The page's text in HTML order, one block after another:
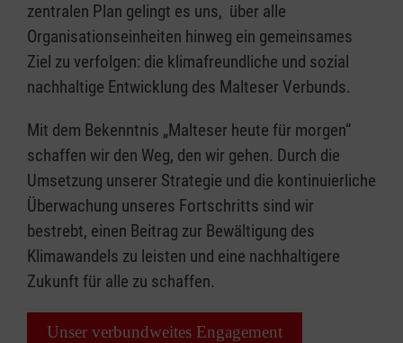
zentralen Plan gelingt es uns, über alle
Organisationseinheiten hinweg ein gemeinsames
Ziel zu verfolgen: die klimafreundliche und sozial
nachhaltige Entwicklung des Malteser Verbunds.
Mit dem Bekenntnis „Malteser heute für morgen“
schaffen wir den Weg, den wir gehen. Durch die
Umsetzung unserer Strategie und die kontinuierliche
Überwachung unseres Fortschritts sind wir
bestrebt, einen Beitrag zur Bewältigung des
Klimawandels zu leisten und eine nachhaltigere
Zukunft für alle zu schaffen.
Unser verbundweites Engagement